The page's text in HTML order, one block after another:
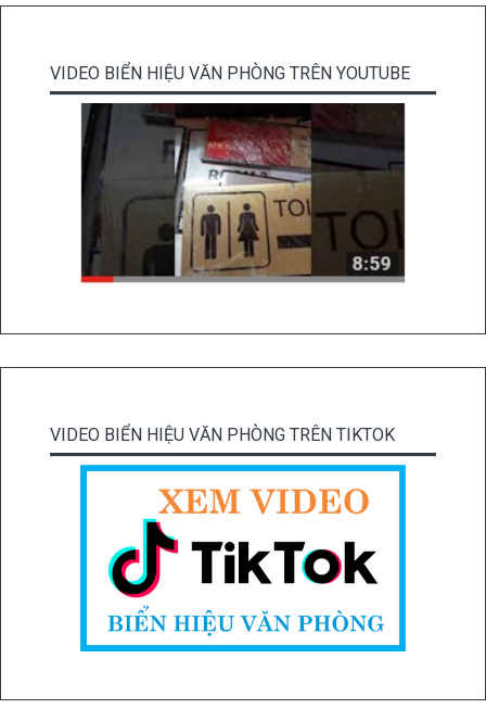
VIDEO BIỂN HIỆU VĂN PHÒNG TRÊN YOUTUBE
VIDEO BIỂN HIỆU VĂN PHÒNG TRÊN TIKTOK